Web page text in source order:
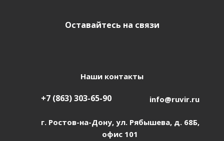
Оставайтесь на связи
Наши контакты
+7 (863) 303-65-90 info@ruvir.ru
г. Ростов-на-Дону, ул. Рябышева, д. 68Б,
офис 101